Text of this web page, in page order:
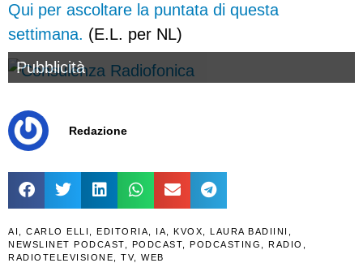
Qui per ascoltare la puntata di questa
settimana. (E.L. per NL)
Pubblicità
Redazione
AI CARLO ELLI EDITORIA IA KVOX LAURA BADIINI
NEWSLINET PODCAST
PODCAST PODCASTING RADIO
RADIOTELEVISIONE
TV, WEB